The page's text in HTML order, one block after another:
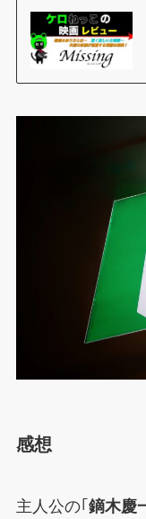
感想
主人公の｢ 鏑木慶